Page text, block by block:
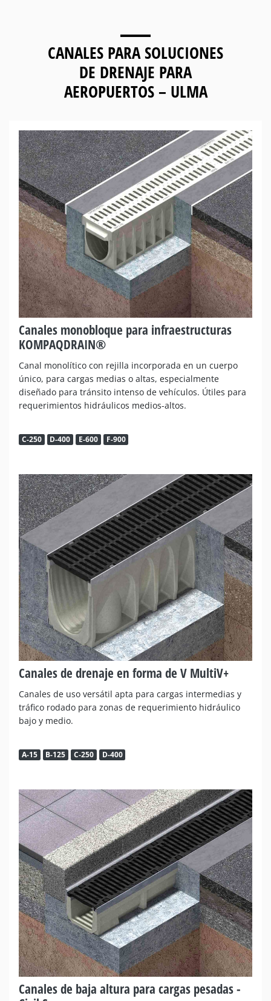
CANALES PARASOLUCIONES
DE DRENAJE PARA
AEROPUERTOS – ULMA
Canales monobloque para infraestructuras
KOMPAQDRAIN®
Canal monolítico con rejilla incorporada en un cuerpo
único, para cargas medias o altas, especialmente
diseñado para tránsito intenso de vehículos. Útiles para
requerimientos hidráulicos medios-altos.
C-250 D-400 E-600 F-900
Canales de drenaje en forma de V MultiV+
Canales de uso versátil apta para cargas intermedias y
tráfico rodado para zonas de requerimiento hidráulico
bajo y medio.
A-15 B-125 C-250 D-400
Canales de baja altura para cargas pesadas -